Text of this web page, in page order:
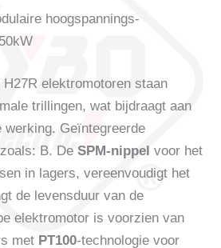
hoogspannings-
elektromotoren staan
trillingen, wat bijdraagt ​​aan
Geïntegreerde
B. De SPM-nippel voor het
in lagers, vereenvoudigt het
de levensduur van de
elektromotor is voorzien van
met PT100-technologie voor